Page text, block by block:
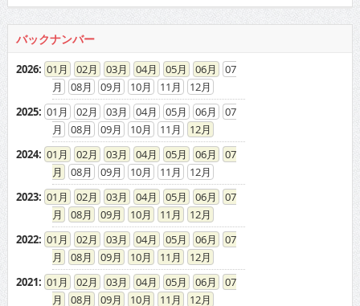
バックナンバー
2026: 01 02 03 04 05 06
07
08
09 10 11
12
2025: 01 02 03 04 05 06
07
08
09 10 11
12
2024: 01 02 03 04 05 06
07
08
09 10 11
12
2023: 01 02 03 04 05 06
07
08
09 10 11
12
2022: 01 02 03 04 05 06
07
08
09 10 11
12
2021: 01 02 03 04 05 06
07
08
09 10 11 12